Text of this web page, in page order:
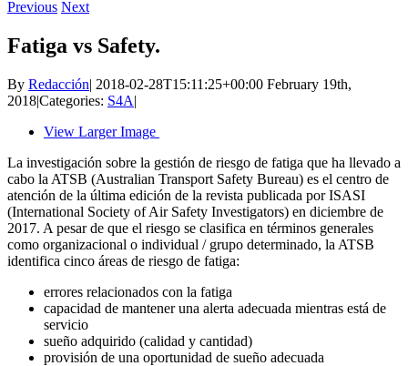
Previous Next
Fatiga vs Safety.
By Redacción| 2018-02-28T15:11:25+00:00 February 19th,
2018|Categories: S4A|
View Larger Image
La investigación sobre la gestión de riesgo de fatiga que ha llevado a
cabo la ATSB (Australian Transport Safety Bureau) es el centro de
atención de la última edición de la revista publicada por ISASI
(International Society of Air Safety Investigators) en diciembre de
2017. A pesar de que el riesgo se clasifica en términos generales
como organizacional o individual / grupo determinado, la ATSB
identifica cinco áreas de riesgo de fatiga:
errores relacionados con la fatiga
capacidad de mantener una alerta adecuada mientras está de
servicio
sueño adquirido (calidad y cantidad)
provisión de una oportunidad de sueño adecuada